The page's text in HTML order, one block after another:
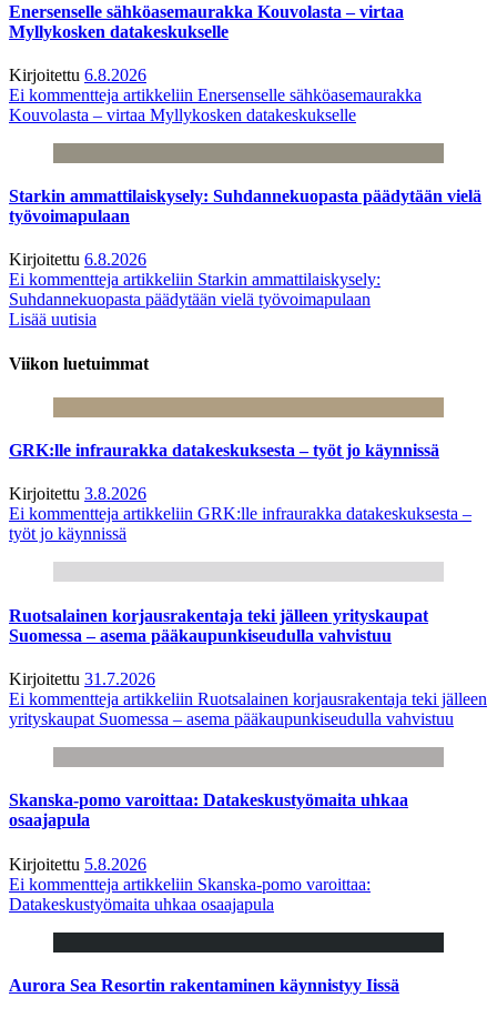
Enersenselle sähköasemaurakka Kouvolasta – virtaa
Myllykosken datakeskukselle
Kirjoitettu 6.8.2026
Ei kommentteja artikkeliin Enersenselle sähköasemaurakka
Kouvolasta – virtaa Myllykosken datakeskukselle
Starkin ammattilaiskysely: Suhdannekuopasta päädytään vielä
työvoimapulaan
Kirjoitettu 6.8.2026
Ei kommentteja artikkeliin Starkin ammattilaiskysely:
Suhdannekuopasta päädytään vielä työvoimapulaan
Lisää uutisia
Viikon luetuimmat
GRK:lle infraurakka datakeskuksesta – työt jo käynnissä
Kirjoitettu 3.8.2026
Ei kommentteja artikkeliin GRK:lle infraurakka datakeskuksesta –
työt jo käynnissä
Ruotsalainen korjausrakentaja teki jälleen yrityskaupat
Suomessa – asema pääkaupunkiseudulla vahvistuu
Kirjoitettu 31.7.2026
Ei kommentteja artikkeliin Ruotsalainen korjausrakentaja teki jälleen
yrityskaupat Suomessa – asema pääkaupunkiseudulla vahvistuu
Skanska-pomo varoittaa: Datakeskustyömaita uhkaa
osaajapula
Kirjoitettu 5.8.2026
Ei kommentteja artikkeliin Skanska-pomo varoittaa:
Datakeskustyömaita uhkaa osaajapula
Aurora Sea Resortin rakentaminen käynnistyy Iissä